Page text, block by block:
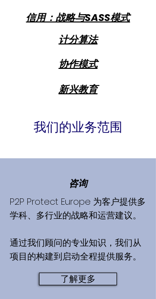
信用：战略与SASS模式
计分算法
协作模式
新兴教育
我们的业务范围
咨询
P2P Protect Europe 为客户提供多
学科、多行业的战略和运营建议。
通过我们顾问的专业知识，我们从
项目的构建到启动全程提供服务。
了解更多